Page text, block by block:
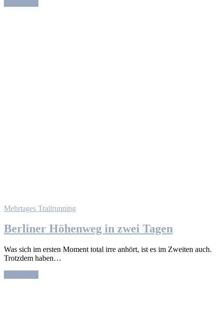
Mehrtages Trailrunning
Berliner Höhenweg in zwei Tagen
Was sich im ersten Moment total irre anhört, ist es im Zweiten auch.
Trotzdem haben…